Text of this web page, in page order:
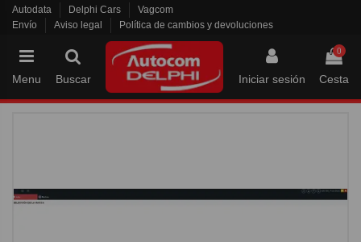
Autodata Delphi Cars
Vagcom
Envío
Aviso legal Política de cambios y devoluciones
Menu Buscar Iniciar sesión
0
Cesta